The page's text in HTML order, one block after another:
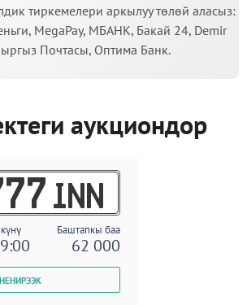
тиркемелери аркылуу төлөй аласыз:
MegaPay, МБАНК, Бакай 24, Demir
Почтасы, Оптима Банк.
аукциондор
INN
Баштапкы баа
62 000